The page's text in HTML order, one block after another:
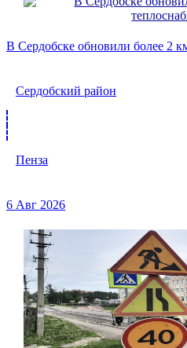
В Сердобске обновили более 2
Сердобский район
Пенза
6 Авг 2026